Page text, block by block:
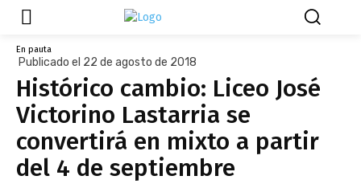
En pauta
Publicado el 22 de agosto de 2018
Histórico cambio: Liceo José
Victorino Lastarria se
convertirá en mixto a partir
del 4 de septiembre